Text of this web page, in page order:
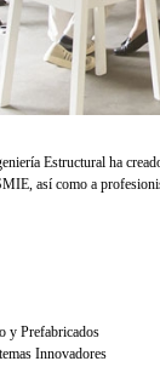
Estructural ha
así como a
y Prefabricados
Innovadores